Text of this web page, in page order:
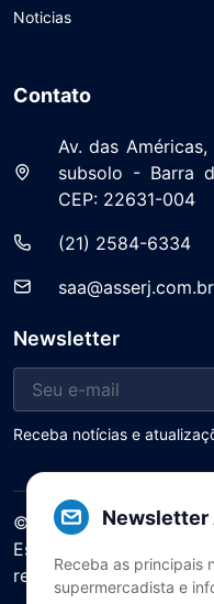
Newsletter
Receba as principais
supermercadista e
Noticias
Contato
Av. das
subsolo - Barra
CEP: 22631-004
(21) 2584-6334
saa@asserj.com.br
Newsletter
Receba notícias e
© 2025 ASERJ –
Estado do Rio de
reservados.